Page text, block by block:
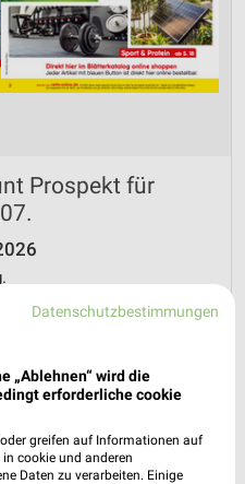
Prospekt für
BLÄTTERN
GRILLEN AKTIONEN, RABATTE &
Datenschutzbestimmungen
„Ablehnen“ wird die
erforderliche cookie
greifen auf Informationen auf
in cookie und anderen
Daten zu verarbeiten. Einige